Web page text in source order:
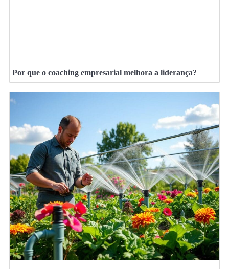
Por que o coaching empresarial melhora a liderança?